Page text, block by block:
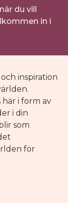
du vill
in i
inspiration
i form av
i din
som
för